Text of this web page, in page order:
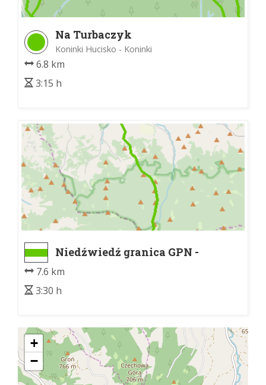
Na Turbaczyk
Koninki Hucisko - Koninki
6.8 km
3:15 h
Niedźwiedź granica GPN -
Schronisko PTTK na Turbaczu
7.6 km
3:30 h
+
−